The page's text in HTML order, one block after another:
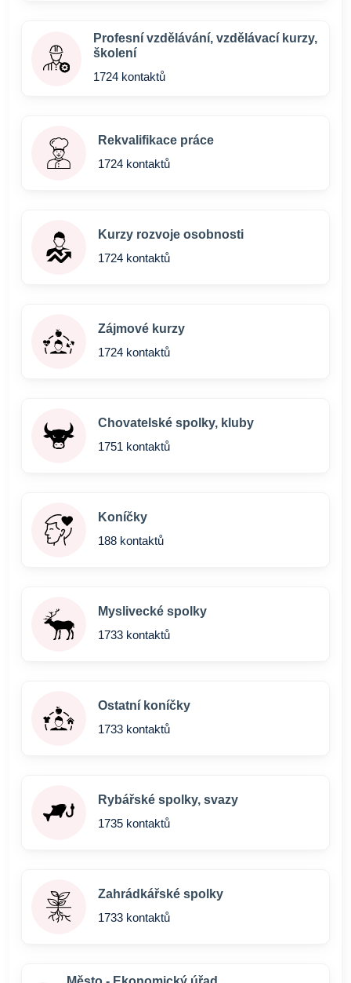
Profesní vzdělávání, vzdělávací kurzy,
školení
1724 kontaktů
Rekvalifikace práce
1724 kontaktů
Kurzy rozvoje osobnosti
1724 kontaktů
Zájmové kurzy
1724 kontaktů
Chovatelské spolky, kluby
1751 kontaktů
Koníčky
188 kontaktů
Myslivecké spolky
1733 kontaktů
Ostatní koníčky
1733 kontaktů
Rybářské spolky, svazy
1735 kontaktů
Zahrádkářské spolky
1733 kontaktů